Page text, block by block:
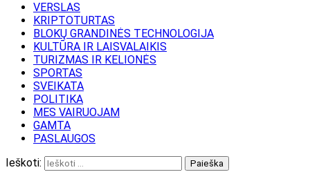
VERSLAS
KRIPTOTURTAS
BLOKŲ GRANDINĖS TECHNOLOGIJA
KULTŪRA IR LAISVALAIKIS
TURIZMAS IR KELIONĖS
SPORTAS
SVEIKATA
POLITIKA
MES VAIRUOJAM
GAMTA
PASLAUGOS
Ieškoti: